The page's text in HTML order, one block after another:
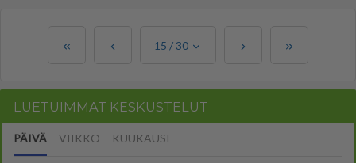
15 /30
LUETUIMMAT KESKUSTELUT
PÄIVÄ VIIKKO KUUKAUSI